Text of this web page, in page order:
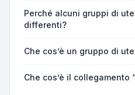
Perché alcuni gruppi di
differenti?
Che cos’è un gruppo di
Che cos’è il collegamento